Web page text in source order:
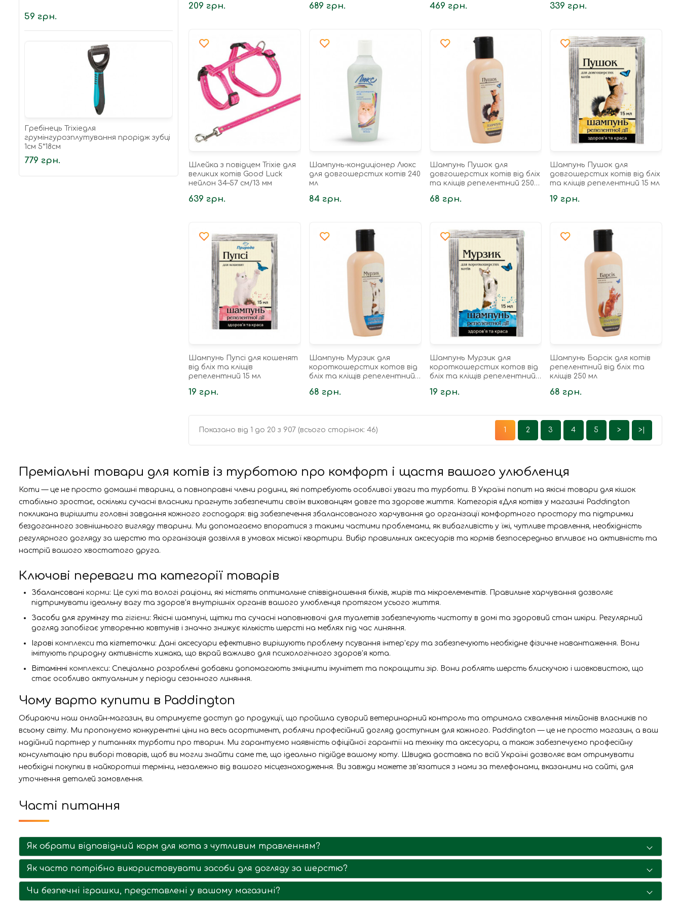
59 грн.
Гребінець Trixieдля
грумінгурозплутування прорідж зубці
1см 5*18см
779 грн.
209 грн. 689 грн. 469 грн. 339 грн.
Шлейка з повідцем Trixie для
великих котів Good Luck
нейлон 34–57 см/13 мм
639 грн.
Шампунь-кондиціонер Люкс
для довгошерстих котів 240
мл
84 грн.
Шампунь Пушок для
довгошерстих котів від бліх
та кліщів репелентний 250
68 грн.
Шампунь Пушок для
довгошерстих котів від бліх
та кліщів репелентний 15 мл
19 грн.
Шампунь Пупсі для кошенят
від бліх та кліщів
репелентний 15 мл
19 грн.
Шампунь Мурзик для
короткошерстих котов від
бліх та кліщів репелентний
68 грн.
Шампунь Мурзик для
короткошерстих котов від
бліх та кліщів репелентний
19 грн.
Шампунь Барсік для котів
репелентний від бліх та
кліщів 250 мл
68 грн.
Показано від 1 до 20 з 907 (всього сторінок: 46) 1 2 3 4 5 > >|
Преміальні товари для котів із турботою про комфорт і щастя вашого улюбленця
Коти — це не просто домашні тварини, а повноправні члени родини, які потребують особливої уваги та турботи. В Україні попит на якісні товари для кішок
стабільно зростає, оскільки сучасні власники прагнуть забезпечити своїм вихованцям довге та здорове життя. Категорія «Для котів» у магазині Paddington
покликана вирішити головні завдання кожного господаря: від забезпечення збалансованого харчування до організації комфортного простору та підтримки
бездоганного зовнішнього вигляду тварини. Ми допомагаємо впоратися з такими частими проблемами, як вибагливість у їжі, чутливе травлення, необхідність
регулярного догляду за шерстю та організація дозвілля в умовах міської квартири. Вибір правильних аксесуарів та кормів безпосередньо впливає на активність та
настрій вашого хвостатого друга.
Ключові переваги та категорії товарів
Збалансовані корми: Це сухі та вологі раціони, які містять оптимальне співвідношення білків, жирів та мікроелементів. Правильне харчування дозволяє
підтримувати ідеальну вагу та здоров'я внутрішніх органів вашого улюбленця протягом усього життя.
Засоби для грумінгу та гігієни: Якісні шампуні, щітки та сучасні наповнювачі для туалетів забезпечують чистоту в домі та здоровий стан шкіри. Регулярний
догляд запобігає утворенню ковтунів і значно знижує кількість шерсті на меблях під час линяння.
Ігрові комплекси та кігтеточки: Дані аксесуари ефективно вирішують проблему псування інтер'єру та забезпечують необхідне фізичне навантаження. Вони
імітують природну активність хижака, що вкрай важливо для психологічного здоров'я кота.
Вітамінні комплекси: Спеціально розроблені добавки допомагають зміцнити імунітет та покращити зір. Вони роблять шерсть блискучою і шовковистою, що
стає особливо актуальним у періоди сезонного линяння.
Чому варто купити в Paddington
Обираючи наш онлайн-магазин, ви отримуєте доступ до продукції, що пройшла суворий ветеринарний контроль та отримала схвалення мільйонів власників по
всьому світу. Ми пропонуємо конкурентні ціни на весь асортимент, роблячи професійний догляд доступним для кожного. Paddington — це не просто магазин, а ваш
надійний партнер у питаннях турботи про тварин. Ми гарантуємо наявність офіційної гарантії на техніку та аксесуари, а також забезпечуємо професійну
консультацію при виборі товарів, щоб ви могли знайти саме те, що ідеально підійде вашому коту. Швидка доставка по всій Україні дозволяє вам отримувати
необхідні покупки в найкоротші терміни, незалежно від вашого місцезнаходження. Ви завжди можете зв'язатися з нами за телефонами, вказаними на сайті, для
уточнення деталей замовлення.
Часті питання
Як обрати відповідний корм для кота з чутливим травленням?
Як часто потрібно використовувати засоби для догляду за шерстю?
Чи безпечні іграшки, представлені у вашому магазині?